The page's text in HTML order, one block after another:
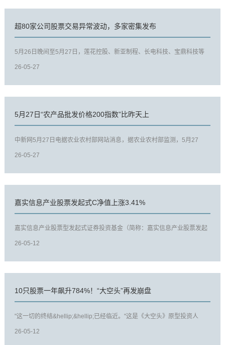
超80家公司股票交易异常波动，多家密集发布
5月26日晚间至5月27日，莲花控股、新亚制程、长电科技、宝鼎科技等
80余只股票发布股票交易异常波...
26-05-27
5月27日“农产品批发价格200指数”比昨天上
中新网5月27日电据农业农村部网站消息，据农业农村部监测，5月27
日"农产品批发价格200指数"为113...
26-05-27
嘉实信息产业股票发起式C净值上涨3.41%
嘉实信息产业股票型发起式证券投资基金（简称：嘉实信息产业股票发起
式C，代码017489）公布5月11...
26-05-12
10只股票一年飙升784%！“大空头”再发崩盘
"这一切的终结&hellip;&hellip;已经临近。"这是《大空头》原型投资人
Michael Burry对市场发出的最...
26-05-12